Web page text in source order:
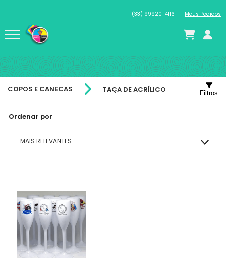
(33) 99920-4116 Meus Pedidos
COPOS E CANECAS TAÇA DE ACRÍLICO
Ordenar por
MAIS RELEVANTES
MENOR PREÇO
MAIOR PREÇO
A - Z
Filtros